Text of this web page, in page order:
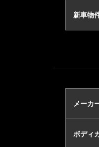
新車物
メーカ
ボディ